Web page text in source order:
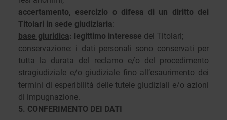
accertamento, esercizio o difesa di un diritto dei
Titolari in sede giudiziaria:
base giuridica: legittimo interesse dei Titolari;
conservazione: i dati personali sono conservati per
tutta la durata del reclamo e/o del procedimento
stragiudiziale e/o giudiziale fino all’esaurimento dei
termini di esperibilità delle tutele giudiziali e/o azioni
di impugnazione.
5. CONFERIMENTO DEI DATI